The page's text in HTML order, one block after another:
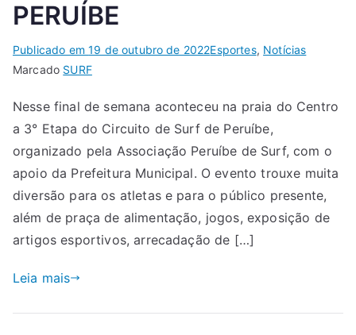
PERUÍBE
Publicado em19 de outubro de 2022Esportes, Notícias
Marcado SURF
Nesse final de semana aconteceu na praia do Centro
a 3° Etapa do Circuito de Surf de Peruíbe,
organizado pela Associação Peruíbe de Surf, com o
apoio da Prefeitura Municipal. O evento trouxe muita
diversão para os atletas e para o público presente,
além de praça de alimentação, jogos, exposição de
artigos esportivos, arrecadação de […]
Leia mais